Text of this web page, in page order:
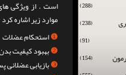
است . از ویژگی
موارد زیر اشاره
❶استحکام عضلات
❷بهبود کیفیت
❸بازیابی
(288)
(238)
(91)
(154)